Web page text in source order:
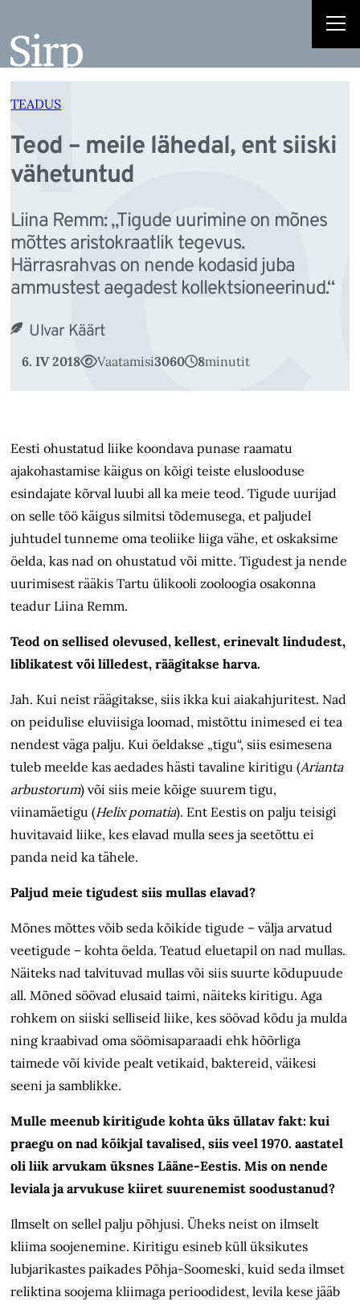
juurde
TEADUS
Teod – meile lähedal, ent siiski
vähetuntud
Liina Remm: „Tigude uurimine on mõnes
mõttes aristokraatlik tegevus.
Härrasrahvas on nende kodasid juba
ammustest aegadest kollektsioneerinud.“
Ulvar Käärt
6. IV 2018 Vaatamisi3060 8minutit
Eesti ohustatud liike koondava punase raamatu
ajakohastamise käigus on kõigi teiste eluslooduse
esindajate kõrval luubi all ka meie teod. Tigude uurijad
on selle töö käigus silmitsi tõdemusega, et paljudel
juhtudel tunneme oma teoliike liiga vähe, et oskaksime
öelda, kas nad on ohustatud või mitte. Tigudest ja nende
uurimisest rääkis Tartu ülikooli zooloogia osakonna
teadur Liina Remm.
Teod on sellised olevused, kellest, erinevalt lindudest,
liblikatest või lilledest, räägitakse harva.
Jah. Kui neist räägitakse, siis ikka kui aiakahjuritest. Nad
on peidulise eluviisiga loomad, mistõttu inimesed ei tea
nendest väga palju. Kui öeldakse „tigu“, siis esimesena
tuleb meelde kas aedades hästi tavaline kiritigu (Arianta
arbustorum) või siis meie kõige suurem tigu,
viinamäetigu (Helix pomatia). Ent Eestis on palju teisigi
huvitavaid liike, kes elavad mulla sees ja seetõttu ei
panda neid ka tähele.
Paljud meie tigudest siis mullas elavad?
Mõnes mõttes võib seda kõikide tigude – välja arvatud
veetigude – kohta öelda. Teatud eluetapil on nad mullas.
Näiteks nad talvituvad mullas või siis suurte kõdupuude
all. Mõned söövad elusaid taimi, näiteks kiritigu. Aga
rohkem on siiski selliseid liike, kes söövad kõdu ja mulda
ning kraabivad oma söömisaparaadi ehk hõõrliga
taimede või kivide pealt vetikaid, baktereid, väikesi
seeni ja samblikke.
Mulle meenub kiritigude kohta üks üllatav fakt: kui
praegu on nad kõikjal tavalised, siis veel 1970. aastatel
oli liik arvukam üksnes Lääne-Eestis. Mis on nende
leviala ja arvukuse kiiret suurenemist soodustanud?
Ilmselt on sellel palju põhjusi. Üheks neist on ilmselt
kliima soojenemine. Kiritigu esineb küll üksikutes
lubjarikastes paikades Põhja-Soomeski, kuid seda ilmset
reliktina soojema kliimaga perioodidest, levila kese jääb